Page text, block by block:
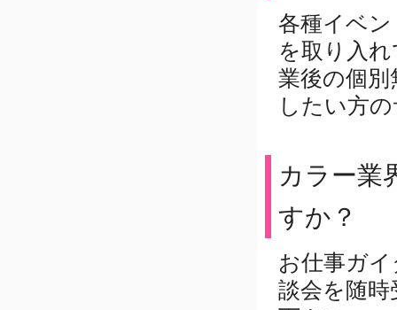
各種イベ
を取り入
業後の個
したい方
カラー業
すか？
お仕事ガ
談会を随